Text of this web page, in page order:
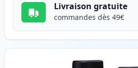
Livraison gratuite
commandes dès 49€